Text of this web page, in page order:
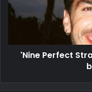
'Nine Perfect